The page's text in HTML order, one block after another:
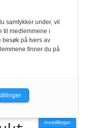
Innstillinger
samtykker under, vil
til medlemmene i
besøk på tvers av
finner du på